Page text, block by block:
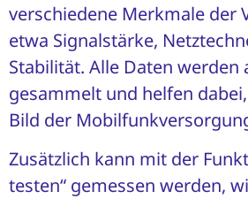
verschiedene Merkmale der
etwa Signalstärke,
Stabilität. Alle Daten
gesammelt und helfen
Bild der
Zusätzlich kann mit der
testen“ gemessen werden,